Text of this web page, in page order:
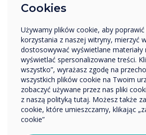
71% zgłosiło brak
biurze (Unipos)
Inną kwestią jest dzielenie się
pomysłami i umiejętnościami
powszechne w większości biur,
powielenia na platformach
cyfrowej, takich jak Zoom czy
Aby praca hybrydowa odniosła
sukces, pracownicy muszą
Cookies
Używamy plików cookie, aby
korzystania z naszej witryny, mierzyć
dostosowywać wyświetlane materiały
wyświetlać spersonalizowane treści.
wszystko”, wyrażasz zgodę na
wszystkich plików cookie na Twoim
zobaczyć używane przez nas pliki
z naszą polityką tutaj. Możesz także
cookie, które umieszczamy, klikając
cookie”
W jakiej branży pracujesz?
Przedsiębiorstwo
Inne
Nazwa firmy
Chcielibyśmy się z Tobą
naszych produktów i usług za
elektronicznej, telefonu lub poczty.